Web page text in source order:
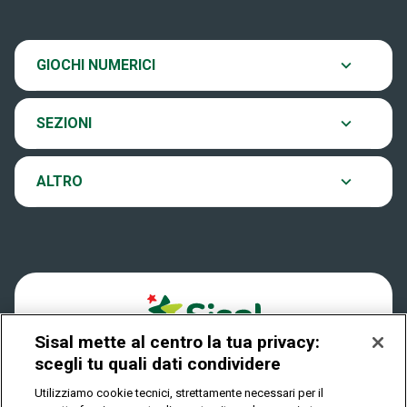
GIOCHI NUMERICI
Eurojackpot
VinciCasa
Play Your Date
SEZIONI
Ultima estrazione
Archivio estrazioni
Verifica vincite
ALTRO
Contatti
Notifiche
Privacy
Sisal mette al centro la tua privacy:
scegli tu quali dati condividere
Utilizziamo cookie tecnici, strettamente necessari per il